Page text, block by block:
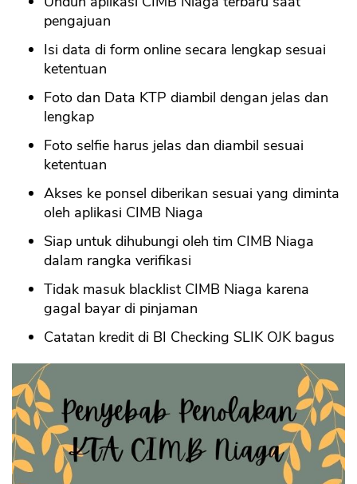
pengajuan
Isi data di form online secara lengkap sesuai
ketentuan
Foto dan Data KTP diambil dengan jelas dan
lengkap
Foto selfie harus jelas dan diambil sesuai
ketentuan
Akses ke ponsel diberikan sesuai yang diminta
oleh aplikasi CIMB Niaga
Siap untuk dihubungi oleh tim CIMB Niaga
dalam rangka verifikasi
Tidak masuk blacklist CIMB Niaga karena
gagal bayar di pinjaman
Catatan kredit di BI Checking SLIK OJK bagus